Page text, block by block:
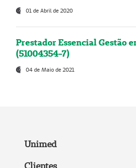
01 de Abril de 2020
Prestador Essencial Gestão
(51004354-7)
04 de Maio de 2021
Unimed
Clientes